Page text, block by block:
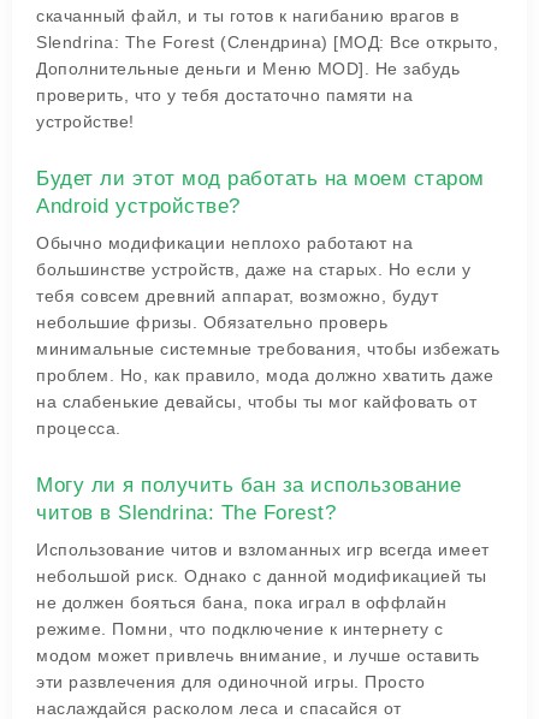
скачанный файл, и ты готов к нагибанию врагов в
Slendrina: The Forest (Слендрина) [МОД: Все открыто,
Дополнительные деньги и Меню MOD]. Не забудь
проверить, что у тебя достаточно памяти на
устройстве!
Будет ли этот мод работать на моем старом
Android устройстве?
Обычно модификации неплохо работают на
большинстве устройств, даже на старых. Но если у
тебя совсем древний аппарат, возможно, будут
небольшие фризы. Обязательно проверь
минимальные системные требования, чтобы избежать
проблем. Но, как правило, мода должно хватить даже
на слабенькие девайсы, чтобы ты мог кайфовать от
процесса.
Могу ли я получить бан за использование
читов в Slendrina: The Forest?
Использование читов и взломанных игр всегда имеет
небольшой риск. Однако с данной модификацией ты
не должен бояться бана, пока играл в оффлайн
режиме. Помни, что подключение к интернету с
модом может привлечь внимание, и лучше оставить
эти развлечения для одиночной игры. Просто
наслаждайся расколом леса и спасайся от